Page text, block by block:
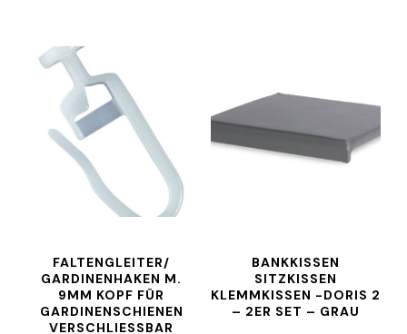
FALTENGLEITER/
GARDINENHAKEN M.
9MM KOPF FÜR
GARDINENSCHIENEN
VERSCHLIESSBAR
BANKKISSEN
SITZKISSEN
KLEMMKISSEN -DORIS 2
– 2ER SET – GRAU